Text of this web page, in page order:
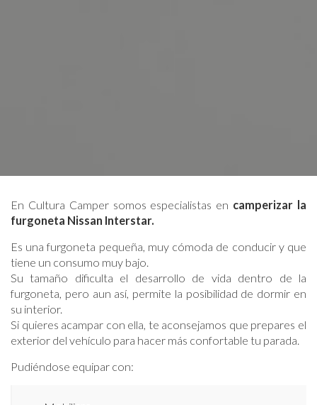
En Cultura Camper somos especialistas en camperizar la
furgoneta Nissan Interstar.
Es una furgoneta pequeña, muy cómoda de conducir y que
tiene un consumo muy bajo.
Su tamaño dificulta el desarrollo de vida dentro de la
furgoneta, pero aun así, permite la posibilidad de dormir en
su interior.
Si quieres acampar con ella, te aconsejamos que prepares el
exterior del vehículo para hacer más confortable tu parada.
Pudiéndose equipar con: